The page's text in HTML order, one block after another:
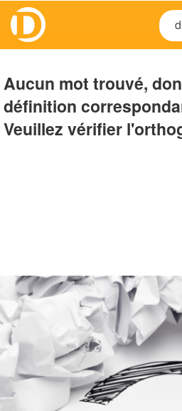
Aucun mot trouvé,
définition
Veuillez vérifier